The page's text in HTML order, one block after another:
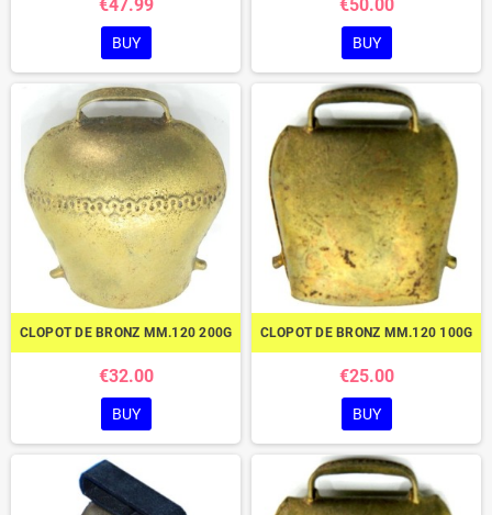
€47.99
BUY
€50.00
BUY
CLOPOT DE BRONZ MM.120 200G
€32.00
BUY
CLOPOT DE BRONZ MM.120 100G
€25.00
BUY